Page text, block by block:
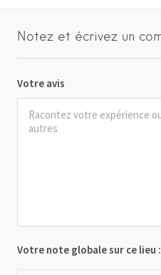
Notez et écrivez un
Votre avis
Votre note globale sur ce lieu :